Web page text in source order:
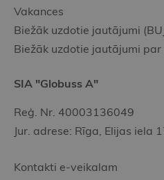
Vakances
Biežāk uzdotie jautājumi
Biežāk uzdotie jautājumi
SIA "Globuss A"
Reģ. Nr. 40003136049
Jur. adrese: Rīga, Elijas iela
Kontakti e-veikalam